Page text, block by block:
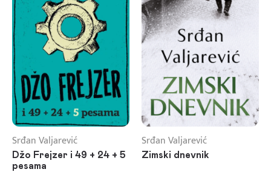
Srđan Valjarević
Džo Frejzer i 49 + 24 + 5
pesama
Srđan Valjarević
Zimski dnevnik